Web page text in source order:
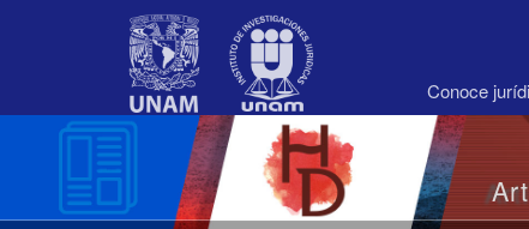
Barra
Conoce